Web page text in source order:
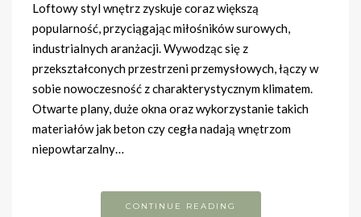
Loftowy styl wnętrz zyskuje coraz większą
popularność, przyciągając miłośników surowych,
industrialnych aranżacji. Wywodząc się z
przekształconych przestrzeni przemysłowych, łączy w
sobie nowoczesność z charakterystycznym klimatem.
Otwarte plany, duże okna oraz wykorzystanie takich
materiałów jak beton czy cegła nadają wnętrzom
niepowtarzalny…
CONTINUE READING